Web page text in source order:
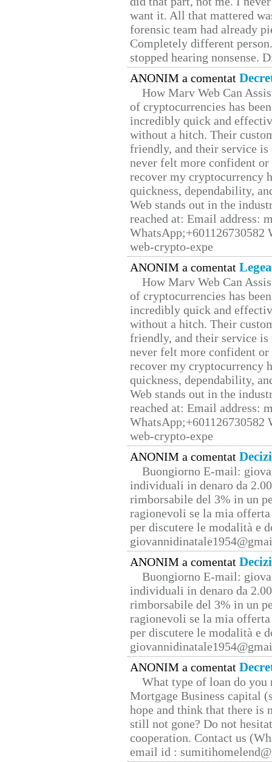
want it. All that mattered
forensic team had already
Completely different
stopped hearing nonsense.
ANONIM a comentat
How Marv Web Can
of cryptocurrencies has
incredibly quick and
without a hitch. Their
friendly, and their service
never felt more confident
recover my cryptocurrency
quickness, dependability,
Web stands out in the
reached at: Email address:
web-crypto-expe
ANONIM a comentat
How Marv Web Can
of cryptocurrencies has
incredibly quick and
without a hitch. Their
friendly, and their service
never felt more confident
recover my cryptocurrency
quickness, dependability,
Web stands out in the
reached at: Email address:
web-crypto-expe
ANONIM a comentat
Buongiorno E-mail:
individuali in denaro da
rimborsabile del 3% in un
ragionevoli se la mia
per discutere le modalità e
ANONIM a comentat
Buongiorno E-mail:
individuali in denaro da
rimborsabile del 3% in un
ragionevoli se la mia
per discutere le modalità e
ANONIM a comentat
What type of loan do you
Mortgage Business capital
hope and think that there is
still not gone? Do not
cooperation. Contact us
email id :